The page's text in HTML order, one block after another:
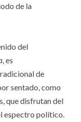
de la
del
, es
de
sentado, como
que disfrutan del
espectro político.